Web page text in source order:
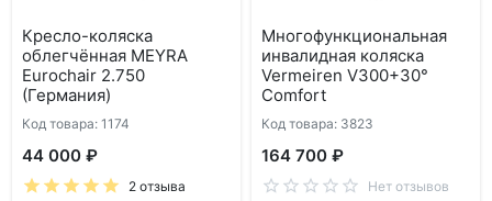
Кресло-коляска
облегчённая MEYRA
Eurochair 2.750
(Германия)
Код товара: 1174
44 000 ₽
2 отзыва
Многофункциональная
инвалидная коляска
Vermeiren V300+30°
Comfort
Код товара: 3823
164 700 ₽
Нет отзывов